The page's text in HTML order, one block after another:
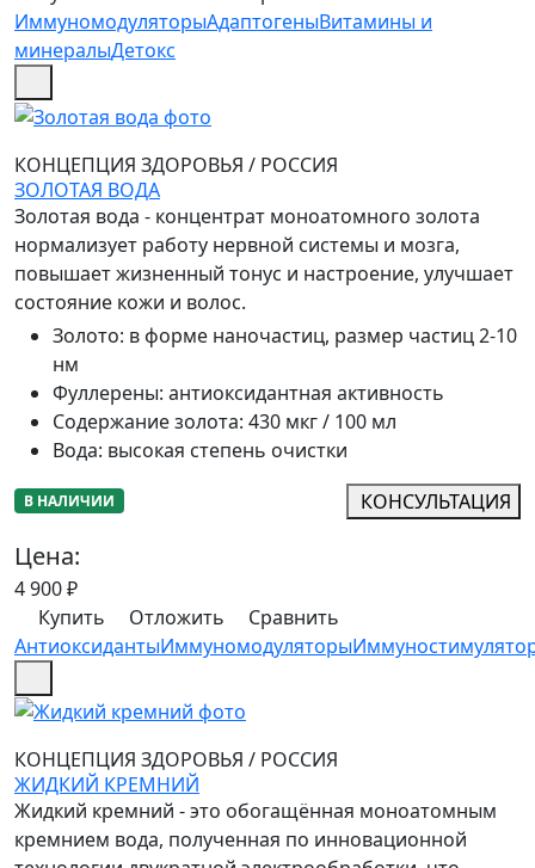
ИммуномодуляторыАдаптогеныВитамины и
минералыДетокс
КОНЦЕПЦИЯ ЗДОРОВЬЯ / РОССИЯ
ЗОЛОТАЯ ВОДА
Золотая вода - концентрат моноатомного золота
нормализует работу нервной системы и мозга,
повышает жизненный тонус и настроение, улучшает
состояние кожи и волос.
Золото: в форме наночастиц, размер частиц 2-10
нм
Фуллерены: антиоксидантная активность
Содержание золота: 430 мкг / 100 мл
Вода: высокая степень очистки
В НАЛИЧИИ КОНСУЛЬТАЦИЯ
Цена:
4 900₽
Купить
Отложить
Сравнить
АнтиоксидантыИммуномодуляторы
КОНЦЕПЦИЯ ЗДОРОВЬЯ / РОССИЯ
ЖИДКИЙ КРЕМНИЙ
Жидкий кремний - это обогащённая моноатомным
кремнием вода, полученная по инновационной